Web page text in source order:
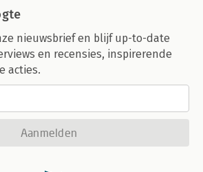
nieuwsbrief en blijf up-to-date
en recensies, inspirerende
acties.
Aanmelden